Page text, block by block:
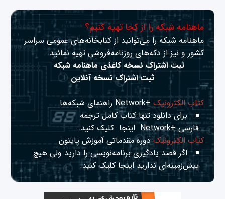
ماهنامه شبکه را از کجا تهیه کنیم؟
ماهنامه شبکه را می‌توانید از کتابخانه‌های عمومی سراسر
کشور و نیز از دکه‌های روزنامه‌فروشی تهیه نمائید.
ثبت اشتراک نسخه کاغذی ماهنامه شبکه
ثبت اشتراک نسخه آنلاین
کتاب الکترونیک+Network راهنمای شبکه‌ها
برای دانلود تنها کتاب کامل ترجمه
فارسی +Network
اینجا کلیک کنید.
کتاب الکترونیکدوره مقدماتی آموزش پایتون
اگر قصد یادگیری برنامه‌نویسی را دارید ولی هیچ
پیش‌زمینه‌ای نداریداینجا کلیک کنید.